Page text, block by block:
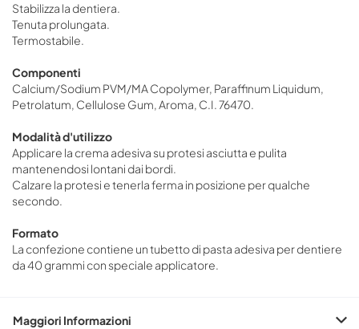
Stabilizza la dentiera.
Tenuta prolungata.
Termostabile.
Componenti
Calcium/Sodium PVM/MA Copolymer, Paraffinum Liquidum,
Petrolatum, Cellulose Gum, Aroma, C.I. 76470.
Modalità d'utilizzo
Applicare la crema adesiva su protesi asciutta e pulita
mantenendosi lontani dai bordi.
Calzare la protesi e tenerla ferma in posizione per qualche
secondo.
Formato
La confezione contiene un tubetto di pasta adesiva per dentiere
da 40 grammi con speciale applicatore.
Maggiori Informazioni